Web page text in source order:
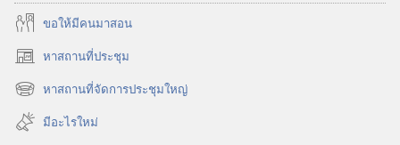
ขอ​ให้​มี​คน​มา​สอน
หาสถานที่ประชุม
(เปิด
หน้าต่างหาสถานที่จัดการประชุมใหญ่
(เปิด
หน้าต่าง
ใหม่)
มีอะไรใหม่